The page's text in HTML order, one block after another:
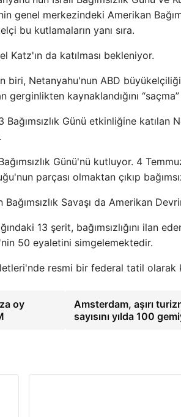
genel merkezindeki Amerikan
bu kutlamaların yanı sıra.
Katz'ın da katılması bekleniyor.
biri, Netanyahu'nun ABD
gerginlikten kaynaklandığını
Günü etkinliğine katılan
Günü'nü kutluyor. 4
parçası olmaktan çıkıp
Bağımsızlık Savaşı da Amerikan
13 şerit, bağımsızlığını ilan
50 eyaletini simgelemektedir.
resmi bir federal tatil olarak
oy
Amsterdam, aşırı
sayısını yılda 100